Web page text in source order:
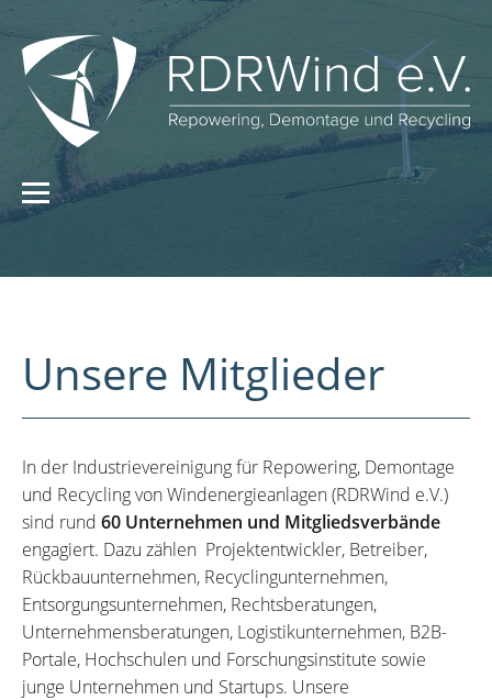
Unsere Mitglieder
In der Industrievereinigung für Repowering, Demontage
und Recycling von Windenergieanlagen (RDRWind e.V.)
sind rund 60 Unternehmen und Mitgliedsverbände
engagiert. Dazu zählen Projektentwickler, Betreiber,
Rückbauunternehmen, Recyclingunternehmen,
Entsorgungsunternehmen, Rechtsberatungen,
Unternehmensberatungen, Logistikunternehmen, B2B-
Portale, Hochschulen und Forschungsinstitute sowie
junge Unternehmen und Startups. Unsere